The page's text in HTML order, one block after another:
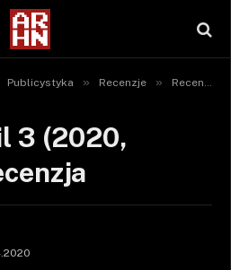
Publicystyka » Recenzje » Recenzje gier
3 (2020,